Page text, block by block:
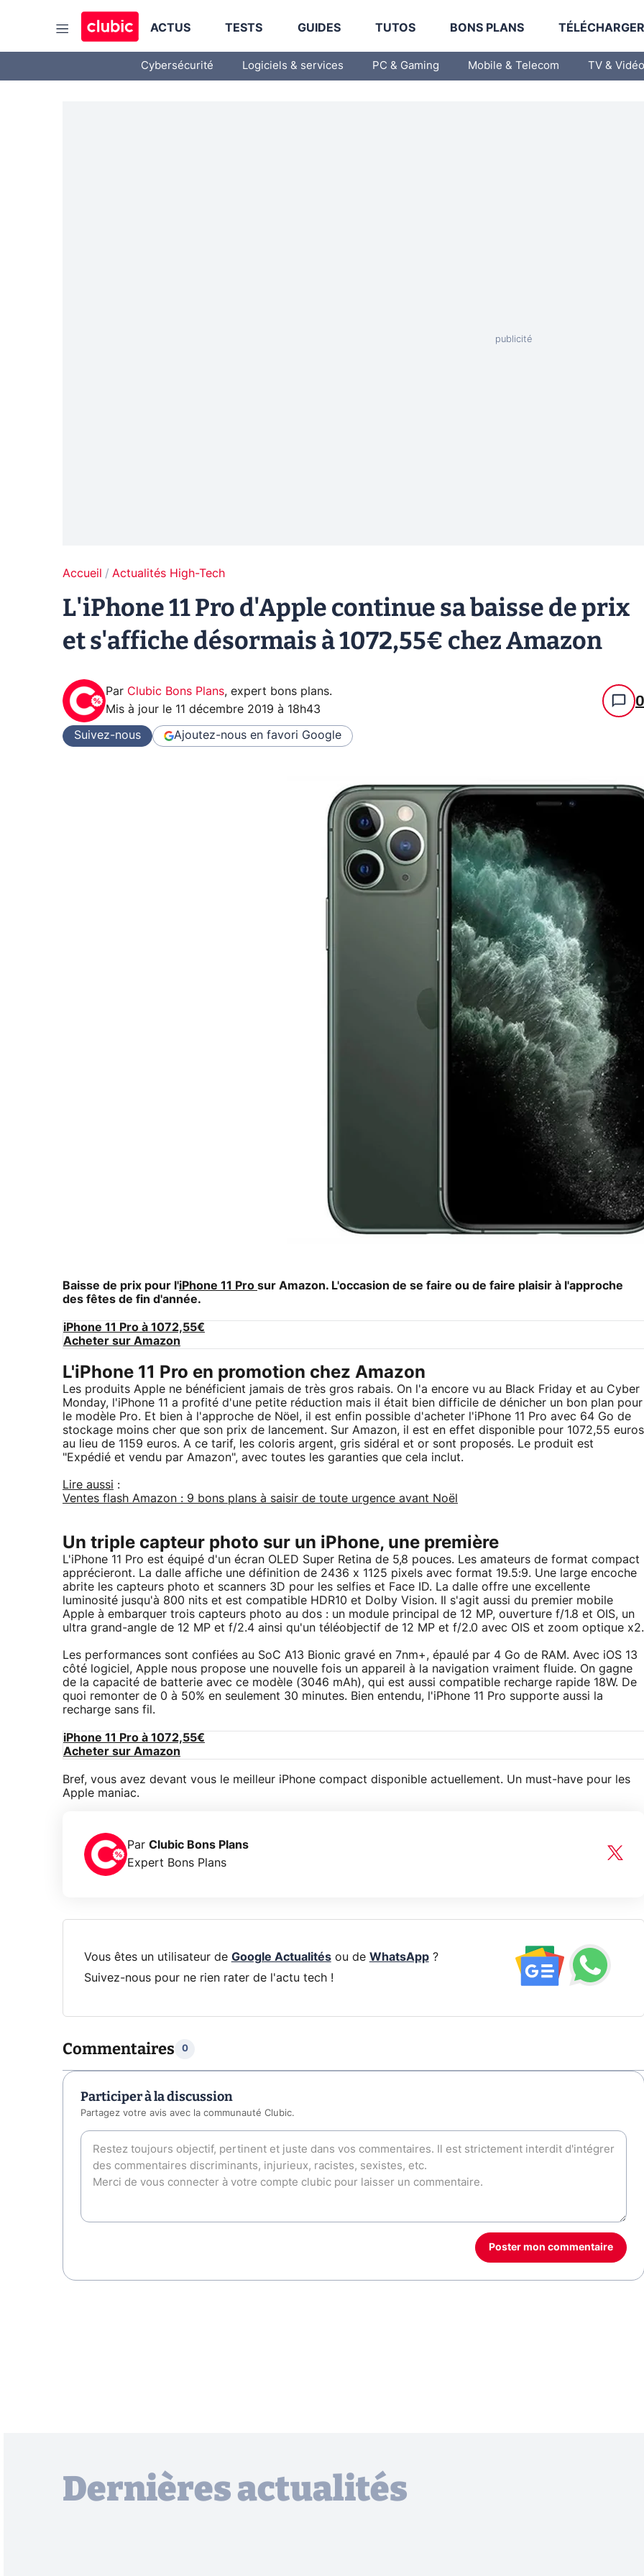
ACTUS TESTS GUIDES TUTOS BONS PLANS
Cybersécurité Logiciels & services PC & Gaming Mobile & Telecom TV & Vidéo
Accueil Actualités High-Tech
L'iPhone 11 Pro d'Apple continue sa baisse de prix
et s'affiche désormais à 1072,55€ chez Amazon
Par Clubic Bons Plans, expert bons plans.
Mis à jour le 11 décembre 2019 à 18h43 0
Suivez-nous Ajoutez-nous en favori Google
Baisse de prix pour l'iPhone 11 Pro sur Amazon. L'occasion de se faire ou de faire plaisir à l'approche
des fêtes de fin d'année.
iPhone 11 Pro à 1072,55€
Acheter sur Amazon
L'iPhone 11 Pro en promotion chez Amazon
Les produits Apple ne bénéficient jamais de très gros rabais. On l'a encore vu au Black Friday et au Cyber
Monday, l'iPhone 11 a profité d'une petite réduction mais il était bien difficile de dénicher un bon plan pour
le modèle Pro. Et bien à l'approche de Nöel, il est enfin possible d'acheter l'iPhone 11 Pro avec 64 Go de
stockage moins cher que son prix de lancement. Sur Amazon, il est en effet disponible pour 1072,55 euros
au lieu de 1159 euros. A ce tarif, les coloris argent, gris sidéral et or sont proposés. Le produit est
"Expédié et vendu par Amazon", avec toutes les garanties que cela inclut.
Lire aussi :
Ventes flash Amazon : 9 bons plans à saisir de toute urgence avant Noël
Un triple capteur photo sur un iPhone, une première
L'iPhone 11 Pro est équipé d'un écran OLED Super Retina de 5,8 pouces. Les amateurs de format compact
apprécieront. La dalle affiche une définition de 2436 x 1125 pixels avec format 19.5:9. Une large encoche
abrite les capteurs photo et scanners 3D pour les selfies et Face ID. La dalle offre une excellente
luminosité jusqu'à 800 nits et est compatible HDR10 et Dolby Vision. Il s'agit aussi du premier mobile
Apple à embarquer trois capteurs photo au dos : un module principal de 12 MP, ouverture f/1.8 et OIS, un
ultra grand-angle de 12 MP et f/2.4 ainsi qu'un téléobjectif de 12 MP et f/2.0 avec OIS et zoom optique x2.
Les performances sont confiées au SoC A13 Bionic gravé en 7nm+, épaulé par 4 Go de RAM. Avec iOS 13
côté logiciel, Apple nous propose une nouvelle fois un appareil à la navigation vraiment fluide. On gagne
de la capacité de batterie avec ce modèle (3046 mAh), qui est aussi compatible recharge rapide 18W. De
quoi remonter de 0 à 50% en seulement 30 minutes. Bien entendu, l'iPhone 11 Pro supporte aussi la
recharge sans fil.
iPhone 11 Pro à 1072,55€
Acheter sur Amazon
Bref, vous avez devant vous le meilleur iPhone compact disponible actuellement. Un must-have pour les
Apple maniac.
Par Clubic Bons Plans
Expert Bons Plans
Vous êtes un utilisateur de Google Actualitésou de WhatsApp?
Suivez-nous pour ne rien rater de l'actu tech !
Commentaires 0
Participer à la discussion
Partagez votre avis avec la communauté Clubic.
Poster mon commentaire
Dernières actualités